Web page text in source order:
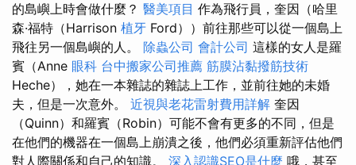
的島嶼上時會做什麼？ 醫美項目 作為飛行員，奎因（哈里
森·福特（Harrison 植牙 Ford））前往那些可以從一個島上
飛往另一個島嶼的人。 除蟲公司 會計公司 這樣的女人是羅
賓（Anne 眼科 台中搬家公司推薦 筋膜沾黏撥筋技術
Heche），她在一本雜誌的雜誌上工作，並前往她的未婚
夫，但是一次意外。 近視與老花雷射費用詳解 奎因
（Quinn）和羅賓（Robin）可能不會有更多的不同，但是
在他們的機器在一個島上崩潰之後，他們必須重新評估他們
對人際關係和自己的知識。 深入認識SEO是什麼 哦，甚至